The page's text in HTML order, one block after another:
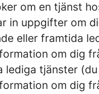
om en tjänst
in uppgifter om
eller framtida
om dig
lediga tjänster (du
om dig